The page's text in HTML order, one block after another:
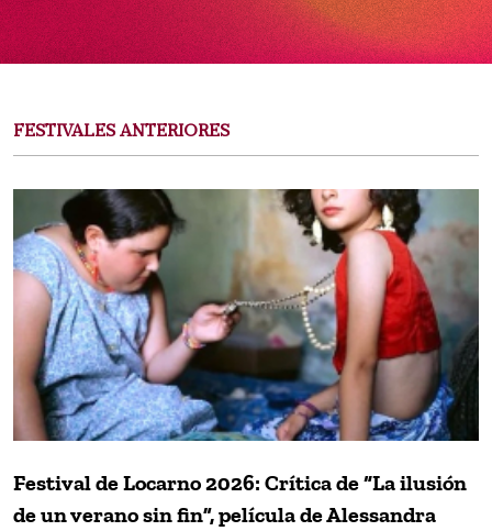
FESTIVALES ANTERIORES
Festival de Locarno 2026: Crítica de “La ilusión
de un verano sin fin”, película de Alessandra